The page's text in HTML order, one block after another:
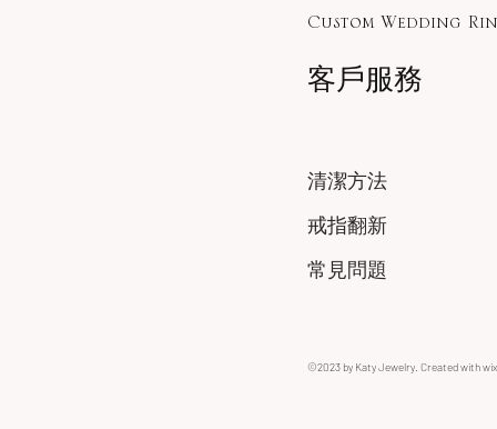
Custom Wedding
客戶服務
清潔方法
戒指翻新
常見問題
©2023 by Katy Jewelry. Created with